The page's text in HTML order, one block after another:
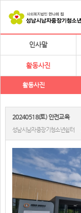
인사말
활동사진
활동사진
20240518(토) 안전교육
성남시남자중장기청소년쉼터